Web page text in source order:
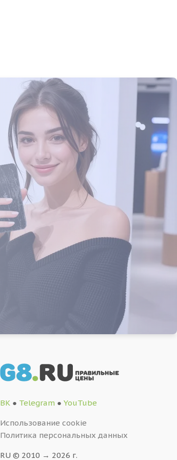
ВК ● Telegram ● YouTube
Использование cookie
Политика персональных данных
RU © 2010 → 2026 г.